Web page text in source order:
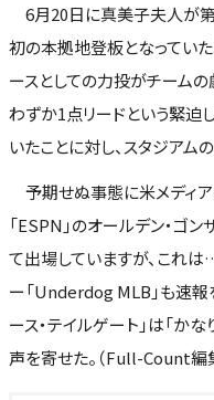
6月20日に真美子夫人が第
初の本拠地登板となってい
ースとしての力投がチーム
わずか1点リードという緊
いたことに対し、スタジアム
予期せぬ事態に米メディ
「ESPN」のオールデン・ゴ
て出場していますが、これ
ー「Underdog MLB」も速報
ース・テイルゲート」は「か
声を寄せた。（Full-Count編